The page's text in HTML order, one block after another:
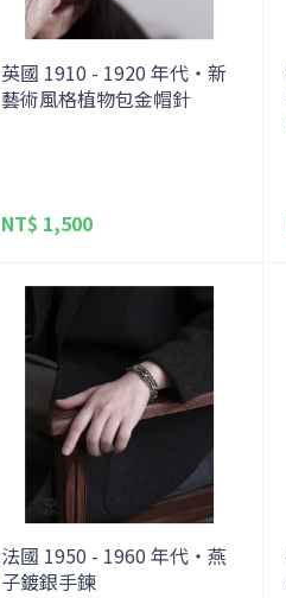
英國 1910 - 1920 年代・新
藝術風格植物包金帽針
NT$ 1,500
法國 1950 - 1960 年代・燕
子鍍銀手鍊